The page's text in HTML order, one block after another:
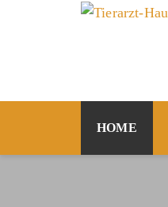
HOME